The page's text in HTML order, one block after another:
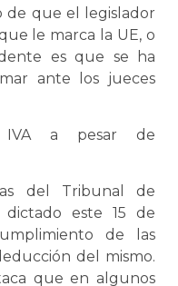
de que el legislador
le marca la UE, o
es que se ha
ante los jueces
IVA a pesar de
del Tribunal de
este 15 de
de las
del mismo.
que en algunos